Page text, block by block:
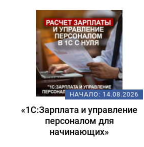
ХИТ!
НАЧАЛО:14.08.2026
Старт в 1С – обзорный курс
для начинающих